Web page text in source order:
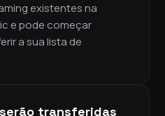
existentes na
e pode começar
a sua lista de
transferidas